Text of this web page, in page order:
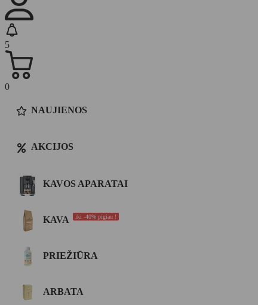
5
0
NAUJIENOS
AKCIJOS
KAVOS APARATAI
KAVA iki -40% pigiau !
PRIEŽIŪRA
ARBATA